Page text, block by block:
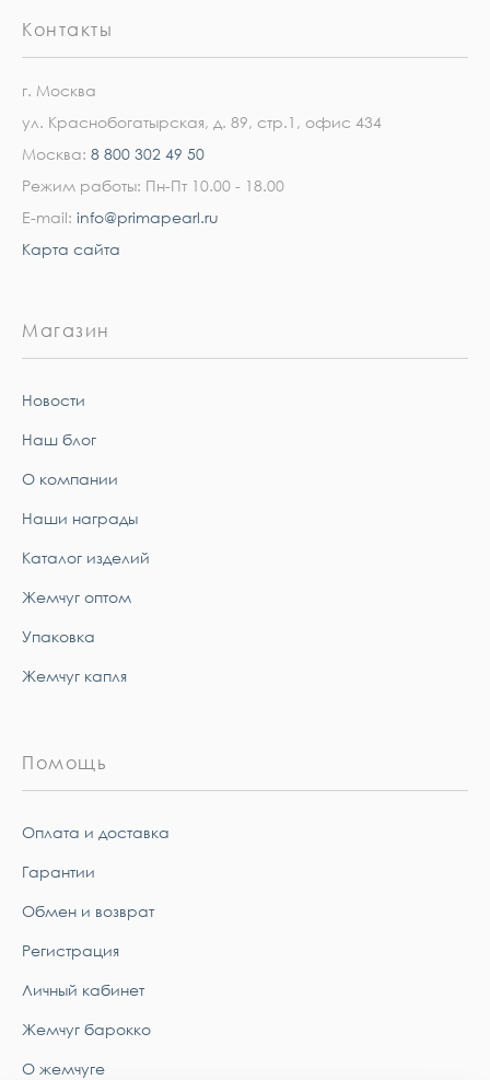
Контакты
г. Москва
ул. Краснобогатырская, д. 89, стр.1, офис 434
Москва: 8 800 302 49 50
Режим работы: Пн-Пт 10.00 - 18.00
E-mail: info@primapearl.ru
Карта сайта
Магазин
Новости
Наш блог
О компании
Наши награды
Каталог изделий
Жемчуг оптом
Упаковка
Жемчуг капля
Помощь
Оплата и доставка
Гарантии
Обмен и возврат
Регистрация
Личный кабинет
Жемчуг барокко
О жемчуге